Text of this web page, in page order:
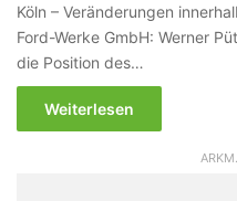
Köln – Veränderungen
Ford-Werke GmbH: Werner
die Position des…
Weiterlesen